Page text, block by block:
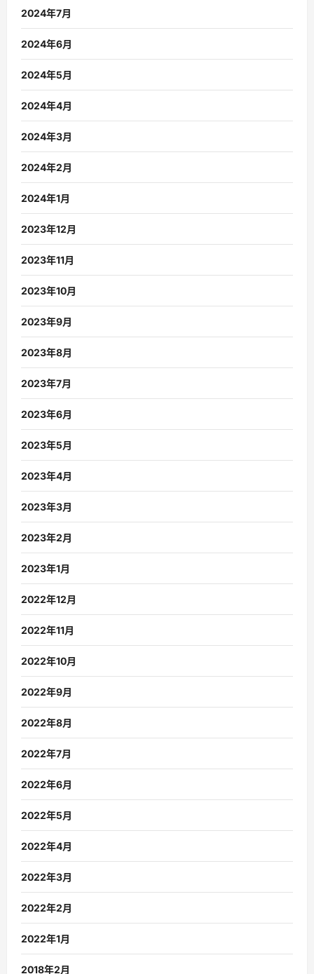
2024年7月
2024年6月
2024年5月
2024年4月
2024年3月
2024年2月
2024年1月
2023年12月
2023年11月
2023年10月
2023年9月
2023年8月
2023年7月
2023年6月
2023年5月
2023年4月
2023年3月
2023年2月
2023年1月
2022年12月
2022年11月
2022年10月
2022年9月
2022年8月
2022年7月
2022年6月
2022年5月
2022年4月
2022年3月
2022年2月
2022年1月
2018年2月